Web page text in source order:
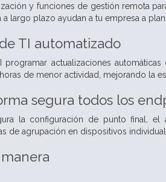
y funciones de gestión remota
largo plazo ayudan a tu empresa a
TI automatizado
programar actualizaciones
de menor actividad, mejorando la
segura todos los
la configuración de punto final,
de agrupación en dispositivos